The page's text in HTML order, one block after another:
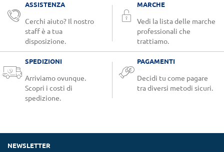
ASSISTENZA
Cerchi aiuto? Il nostro
staff è a tua
disposizione.
MARCHE
Vedi la lista delle marche
professionali che
trattiamo.
SPEDIZIONI
Arriviamo ovunque.
Scopri i costi di
spedizione.
PAGAMENTI
Decidi tu come pagare
tra diversi metodi sicuri.
NEWSLETTER